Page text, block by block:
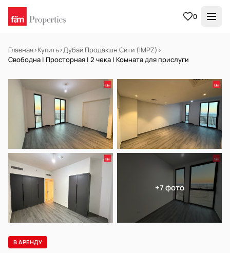
0
Главная›Купить›Дубай Продакшн Сити (IMPZ) ›
Свободна | Просторная | 2 чека | Комната для прислуги
Готов к заселению
+7 фото
В АРЕНДУ